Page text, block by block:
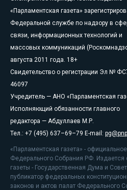
«Парламентская газета»
Федеральной службе по надзору в
связи, информационных технологий и
массовых коммуникаций
августа 2011 года. 18+
Свидетельство о регистрации Эл №
46097
Учредитель — АНО «Парламентская
Исполняющий обязанности главного
редактора — Абдуллаев М.Р.
Тел.: +7 (495) 637–69–79 E-mail:
«Парламентская газета» -
Федерального Собрания РФ. Издается
газеты - Государственная Дума и
публикатор федеральных
законов и актов палат Федерального